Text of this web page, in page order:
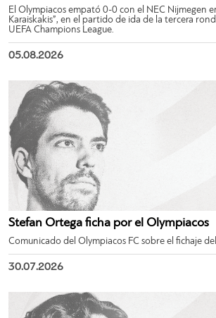
El Olympiacos empató 0-0 con el NEC Nijmegen
Karaiskakis”, en el partido de ida de la tercera
UEFA Champions League.
05.08.2026
Stefan Ortega ficha por el Olympiacos
Comunicado del Olympiacos FC sobre el fichaje
30.07.2026